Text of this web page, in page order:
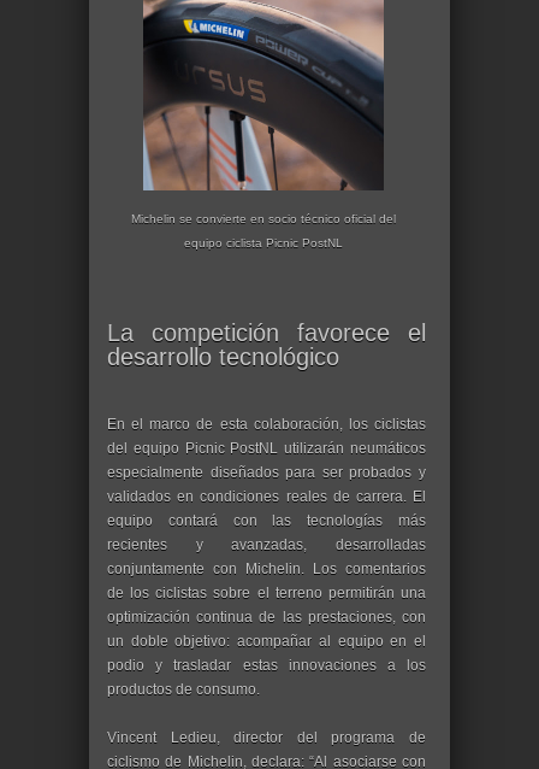
Michelin se convierte en socio técnico oficial del
equipo ciclista Picnic PostNL
La competición favorece el
desarrollo tecnológico
En el marco de esta colaboración, los ciclistas
del equipo Picnic PostNL utilizarán neumáticos
especialmente diseñados para ser probados y
validados en condiciones reales de carrera. El
equipo contará con las tecnologías más
recientes y avanzadas, desarrolladas
conjuntamente con Michelin. Los comentarios
de los ciclistas sobre el terreno permitirán una
optimización continua de las prestaciones, con
un doble objetivo: acompañar al equipo en el
podio y trasladar estas innovaciones a los
productos de consumo.
Vincent Ledieu, director del programa de
ciclismo de Michelin, declara: “Al asociarse con